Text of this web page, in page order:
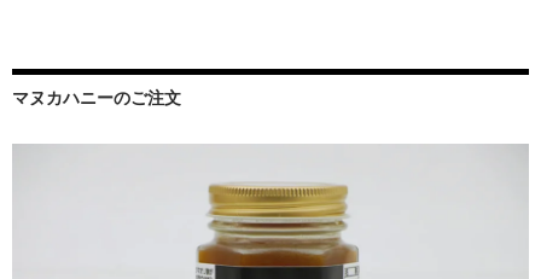
マヌカハニーのご注文